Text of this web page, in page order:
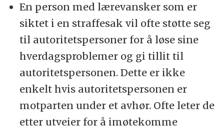
En person med lærevansker som er
siktet i en straffesak vil ofte støtte seg
til autoritetspersoner for å løse sine
hverdagsproblemer og gi tillit til
autoritetspersonen. Dette er ikke
enkelt hvis autoritetspersonen er
motparten under et avhør. Ofte leter de
etter utveier for å imøtekomme